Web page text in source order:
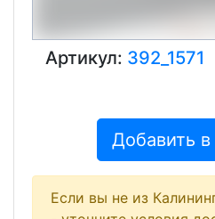
Артикул: 392_1571
Добавить в
Если вы не из